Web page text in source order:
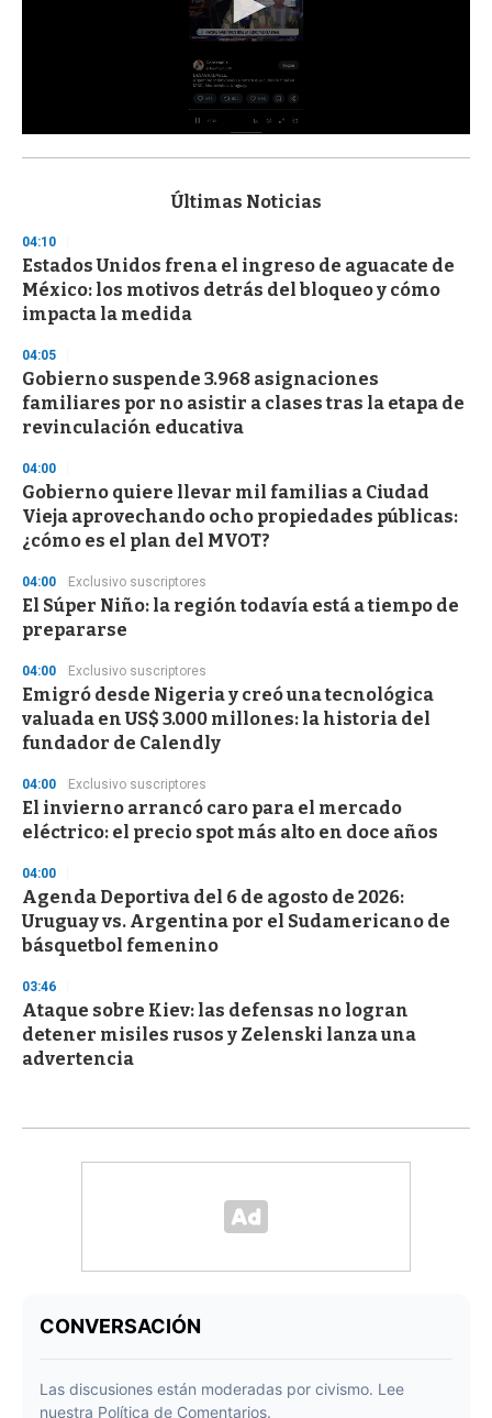
s
d
s
o
f
3
s
e
c
o
n
Últimas Noticias
04:10
Estados Unidos frena el ingreso de aguacate de
México: los motivos detrás del bloqueo y cómo
impacta la medida
04:05
Gobierno suspende 3.968 asignaciones
familiares por no asistir a clases tras la etapa de
revinculación educativa
04:00
Gobierno quiere llevar mil familias a Ciudad
Vieja aprovechando ocho propiedades públicas:
¿cómo es el plan del MVOT?
04:00 Exclusivo suscriptores
El Súper Niño: la región todavía está a tiempo de
prepararse
04:00 Exclusivo suscriptores
Emigró desde Nigeria y creó una tecnológica
valuada en US$ 3.000 millones: la historia del
fundador de Calendly
04:00 Exclusivo suscriptores
El invierno arrancó caro para el mercado
eléctrico: el precio spot más alto en doce años
04:00
Agenda Deportiva del 6 de agosto de 2026:
Uruguay vs. Argentina por el Sudamericano de
básquetbol femenino
03:46
Ataque sobre Kiev: las defensas no logran
detener misiles rusos y Zelenski lanza una
advertencia